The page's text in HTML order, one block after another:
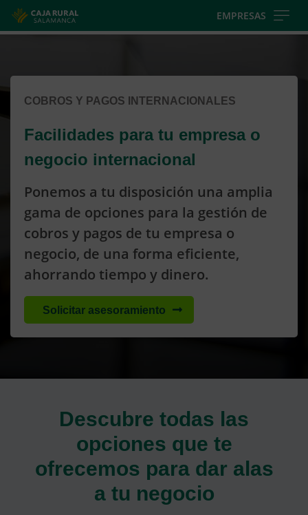
EMPRESAS
por
espere...
COBROS Y PAGOS INTERNACIONALES
Facilidades para tu empresa o
negocio internacional
Ponemos a tu disposición una amplia
gama de opciones para la gestión de
cobros y pagos de tu empresa o
negocio, de una forma eficiente,
ahorrando tiempo y dinero.
Solicitar asesoramiento
Descubre todas las
opciones que te
ofrecemos para dar alas
a tu negocio